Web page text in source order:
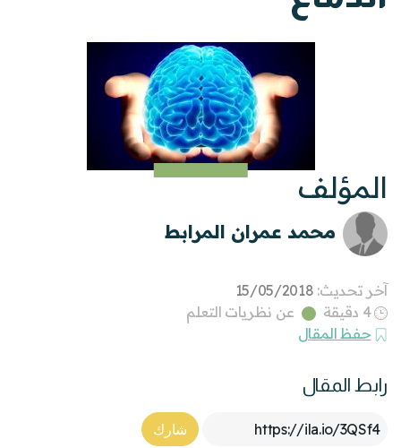
المؤلف
محمد عمران المرابط
آخر تحديث: 15/05/2018
4 دقيقة
عن نظريات التعلم
حفظ المقال
رابط المقال
Article Link
شارك